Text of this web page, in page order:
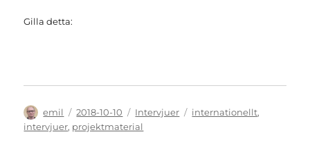
Gilla detta:
Författare
emil
Publicerat
den
2018-10-10 Kategorier
Intervjuer Etiketter
internationellt,
intervjuer, projektmaterial